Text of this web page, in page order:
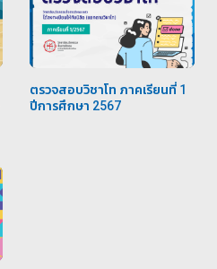
ตรวจสอบวิชาโท ภาคเรียนที่ 1
ปีการศึกษา 2567